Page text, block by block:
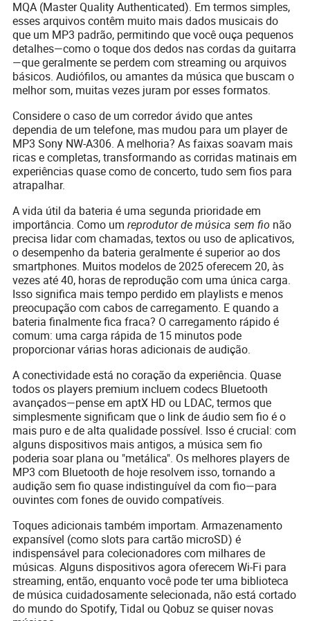
MQA (Master Quality Authenticated). Em termos simples,
esses arquivos contêm muito mais dados musicais do
que um MP3 padrão, permitindo que você ouça pequenos
detalhes—como o toque dos dedos nas cordas da guitarra
—que geralmente se perdem com streaming ou arquivos
básicos. Audiófilos, ou amantes da música que buscam o
melhor som, muitas vezes juram por esses formatos.
Considere o caso de um corredor ávido que antes
dependia de um telefone, mas mudou para um player de
MP3 Sony NW-A306. A melhoria? As faixas soavam mais
ricas e completas, transformando as corridas matinais em
experiências quase como de concerto, tudo sem fios para
atrapalhar.
A vida útil da bateria é uma segunda prioridade em
importância. Como umreprodutor de música sem fio não
precisa lidar com chamadas, textos ou uso de aplicativos,
o desempenho da bateria geralmente é superior ao dos
smartphones. Muitos modelos de 2025 oferecem 20, às
vezes até 40, horas de reprodução com uma única carga.
Isso significa mais tempo perdido em playlists e menos
preocupação com cabos de carregamento. E quando a
bateria finalmente fica fraca? O carregamento rápido é
comum: uma carga rápida de 15 minutos pode
proporcionar várias horas adicionais de audição.
A conectividade está no coração da experiência. Quase
todos os players premium incluem codecs Bluetooth
avançados—pense em aptX HD ou LDAC, termos que
simplesmente significam que o link de áudio sem fio é o
mais puro e de alta qualidade possível. Isso é crucial: com
alguns dispositivos mais antigos, a música sem fio
poderia soar plana ou "metálica". Os melhores players de
MP3 com Bluetooth de hoje resolvem isso, tornando a
audição sem fio quase indistinguível da com fio—para
ouvintes com fones de ouvido compatíveis.
Toques adicionais também importam. Armazenamento
expansível (como slots para cartão microSD) é
indispensável para colecionadores com milhares de
músicas. Alguns dispositivos agora oferecem Wi-Fi para
streaming, então, enquanto você pode ter uma biblioteca
de música cuidadosamente selecionada, não está cortado
do mundo do Spotify, Tidal ou Qobuz se quiser novas